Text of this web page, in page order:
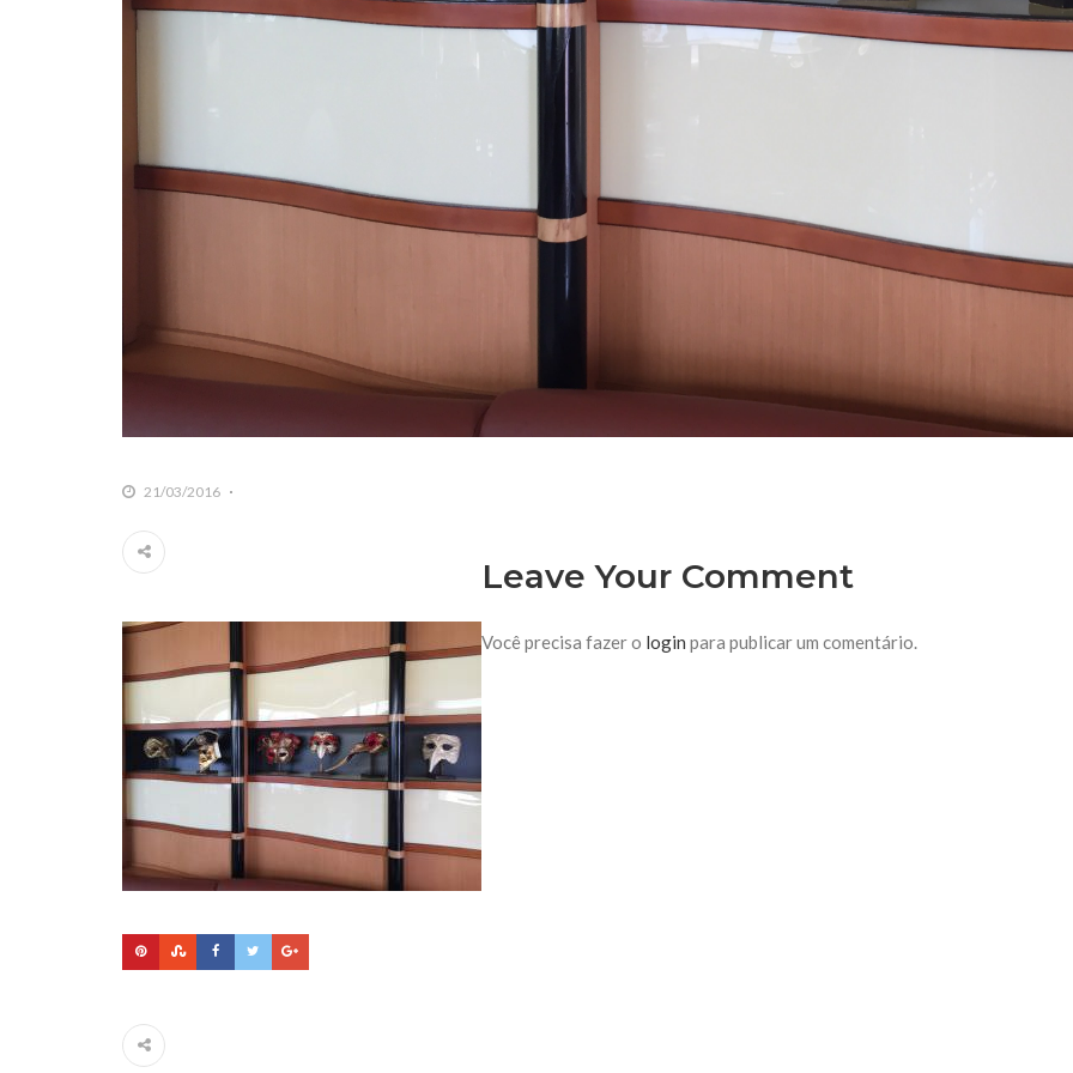
21/03/2016
Leave Your Comment
Você precisa fazer o login para publicar um comentário.